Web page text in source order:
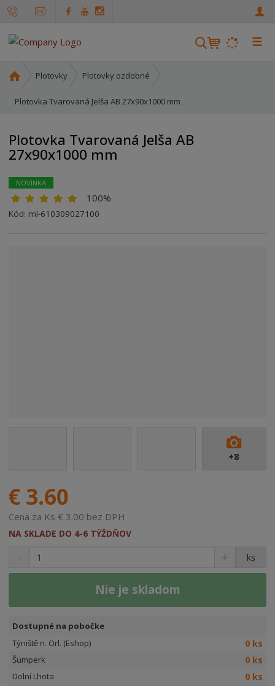
V
☰
o
á
s
r
a
n
Plotovky Plotovky ozdobné
Plotovka Tvarovaná Jelša AB 27x90x1000 mm
Plotovka Tvarovaná Jelša AB
27x90x1000 mm
NOVINKA
100%
Kód: ml-610309027100
+8
€ 3.60
Cena za Ks € 3.00 bez DPH
NA SKLADE DO 4-6 TÝŽDŇOV
ks
Nie je skladom
Dostupné na pobočke
Týniště n. Orl. (Eshop)
0 ks
Šumperk 0 ks
Dolní Lhota 0 ks